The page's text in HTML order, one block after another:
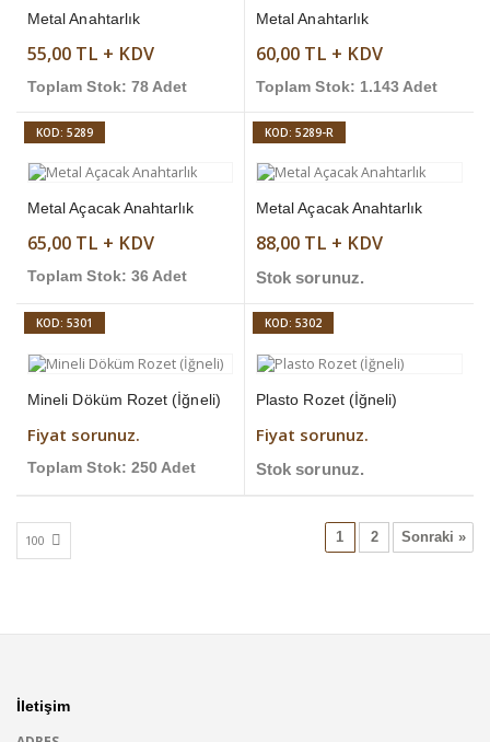
Metal Anahtarlık
55,00 TL + KDV
Toplam Stok: 78 Adet
Metal Anahtarlık
60,00 TL + KDV
Toplam Stok: 1.143 Adet
KOD: 5289
Metal Açacak Anahtarlık
65,00 TL + KDV
Toplam Stok: 36 Adet
KOD: 5289-R
Metal Açacak Anahtarlık
88,00 TL + KDV
Stok sorunuz.
KOD: 5301
Mineli Döküm Rozet (İğneli)
Fiyat sorunuz.
Toplam Stok: 250 Adet
KOD: 5302
Plasto Rozet (İğneli)
Fiyat sorunuz.
Stok sorunuz.
1 2 Sonraki »
İletişim